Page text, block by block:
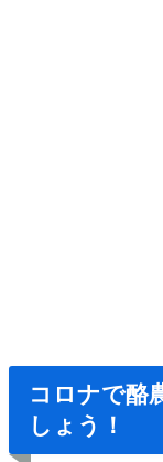
コロナで酪
しょう！